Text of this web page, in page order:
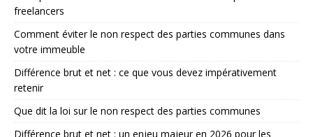
freelancers
Comment éviter le non respect des parties communes dans
votre immeuble
Différence brut et net : ce que vous devez impérativement
retenir
Que dit la loi sur le non respect des parties communes
Différence brut et net : un enjeu majeur en 2026 pour les